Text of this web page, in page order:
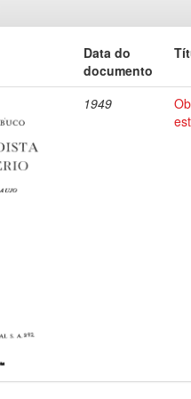
Data do
documento
1949